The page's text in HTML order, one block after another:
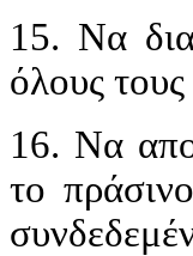
15. Να
όλους
16. Να
το